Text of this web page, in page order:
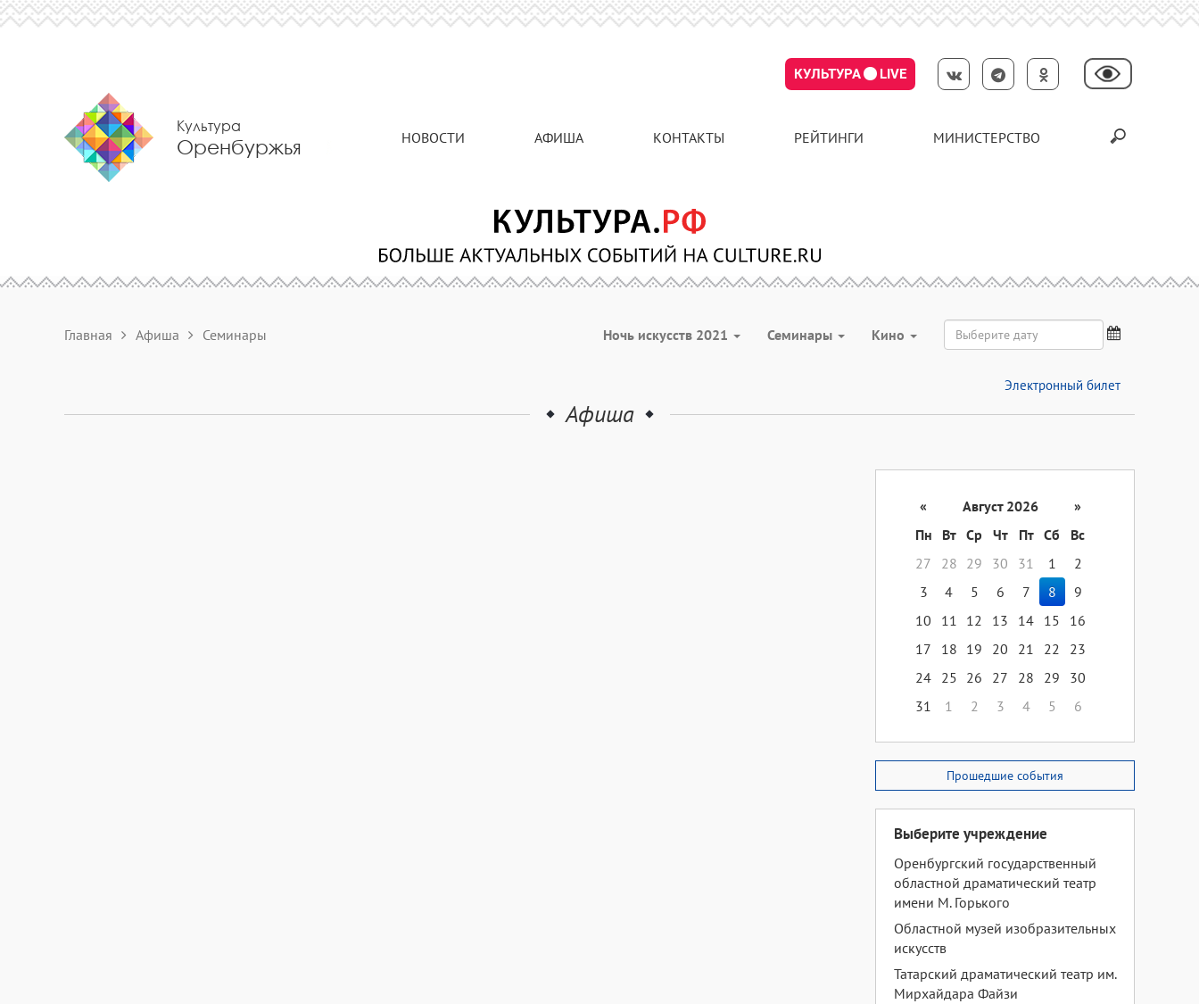
КУЛЬТУРА LIVE
Культура
Оренбуржья НОВОСТИ АФИША КОНТАКТЫ РЕЙТИНГИ МИНИСТЕРСТВО
Главная Афиша Семинары Ночь искусств 2021 Семинары Кино
Электронный билет
Афиша
« Август 2026
»
Пн
Вт Ср Чт Пт Сб
Вс
27
28 29 30 31 1
2
3
4 5 6 7 8
9
10
11 12 13 14 15
16
17
18 19 20 21 22
23
24 25 26 27 28 29
30
31
1 2 3 4 5 6
Прошедшие события
Выберите учреждение
Оренбургский государственный
областной драматический театр
имени М. Горького
Областной музей изобразительных
искусств
Татарский драматический театр им.
Мирхайдара Файзи